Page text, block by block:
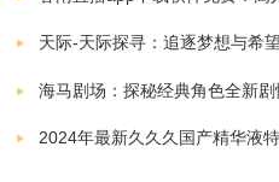
天际-天际探寻：追逐梦想与希